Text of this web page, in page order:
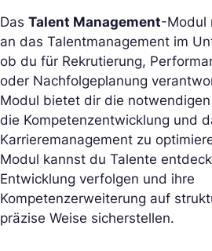
Das Talent Management-Modul
an das Talentmanagement im
ob du für Rekrutierung,
oder Nachfolgeplanung
Modul bietet dir die notwendigen
die Kompetenzentwicklung und
Karrieremanagement zu
Modul kannst du Talente
Entwicklung verfolgen und ihre
Kompetenzerweiterung auf
präzise Weise sicherstellen.